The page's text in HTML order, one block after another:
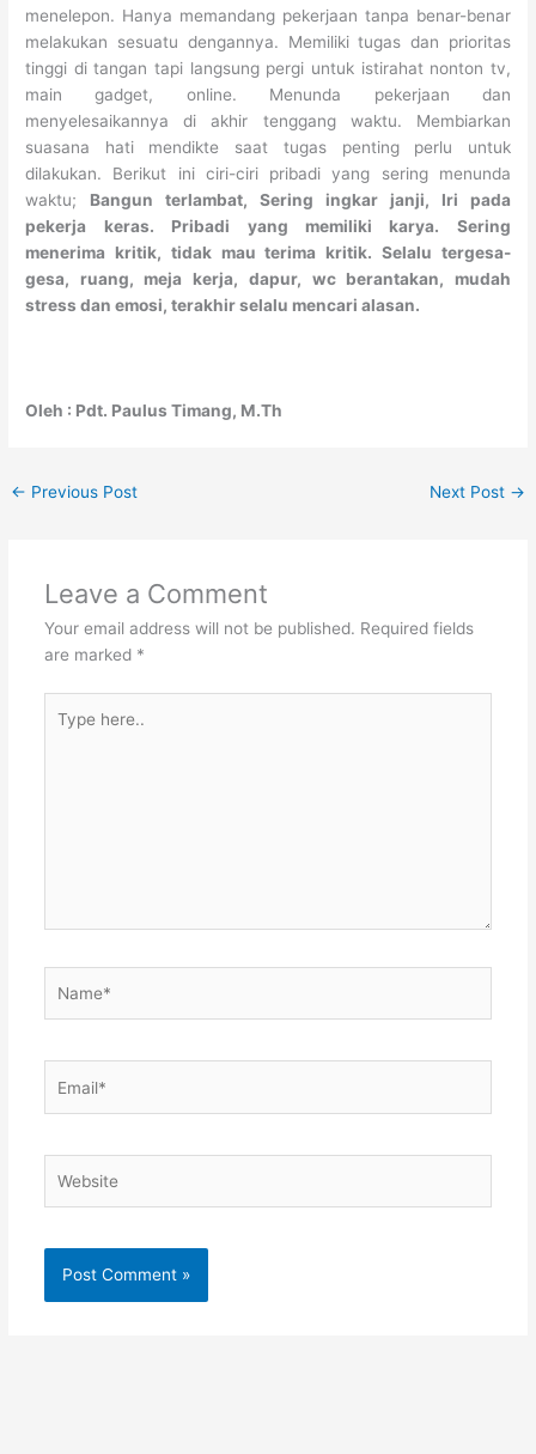
menelepon. Hanya memandang pekerjaan tanpa benar-benar
melakukan sesuatu dengannya. Memiliki tugas dan prioritas
tinggi di tangan tapi langsung pergi untuk istirahat nonton tv,
main gadget, online. Menunda pekerjaan dan
menyelesaikannya di akhir tenggang waktu. Membiarkan
suasana hati mendikte saat tugas penting perlu untuk
dilakukan. Berikut ini ciri-ciri pribadi yang sering menunda
waktu; Bangun terlambat, Sering ingkar janji, Iri pada
pekerja keras. Pribadi yang memiliki karya. Sering
menerima kritik, tidak mau terima kritik. Selalu tergesa-
gesa, ruang, meja kerja, dapur, wc berantakan, mudah
stress dan emosi, terakhir selalu mencari alasan.
Oleh : Pdt. Paulus Timang, M.Th
← Previous Post Next Post →
Leave a Comment
Your email address will not be published. Required fields
are marked *
here..